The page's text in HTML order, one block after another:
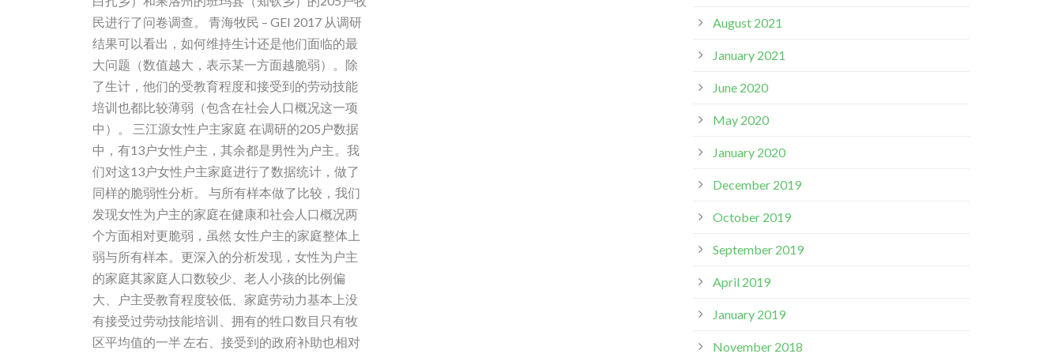
民进行了问卷调查。 青海牧民 – GEI 2017 从调研
结果可以看出，如何维持生计还是他们面临的最
大问题（数值越大，表示某一方面越脆弱）。除
了生计，他们的受教育程度和接受到的劳动技能
培训也都比较薄弱（包含在社会人口概况这一项
中）。 三江源女性户主家庭 在调研的205户数据
中，有13户女性户主，其余都是男性为户主。我
们对这13户女性户主家庭进行了数据统计，做了
同样的脆弱性分析。 与所有样本做了比较，我们
发现女性为户主的家庭在健康和社会人口概况两
个方面相对更脆弱，虽然 女性户主的家庭整体上
弱与所有样本。更深入的分析发现，女性为户主
的家庭其家庭人口数较少、老人小孩的比例偏
大、户主受教育程度较低、家庭劳动力基本上没
有接受过劳动技能培训、拥有的牲口数目只有牧
区平均值的一半 左右、接受到的政府补助也相对
August 2021
January 2021
June 2020
May 2020
January 2020
December 2019
October 2019
September 2019
April 2019
January 2019
November 2018